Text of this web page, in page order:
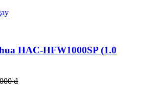
HAC-HFW1000SP (1.0
đ